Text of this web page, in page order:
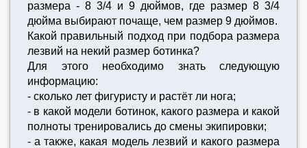
размера - 8 3/4 и 9 дюймов, где размер 8 3/4
дюйма выбирают почаще, чем размер 9 дюймов.
Какой правильный подход при подбора размера
лезвий на некий размер ботинка?
Для этого необходимо знать следующую
информацию:
- сколько лет фигуристу и растёт ли нога;
- в какой модели ботинок, какого размера и какой
полноты тренировались до смены экипировки;
- а также, какая модель лезвий и какого размера